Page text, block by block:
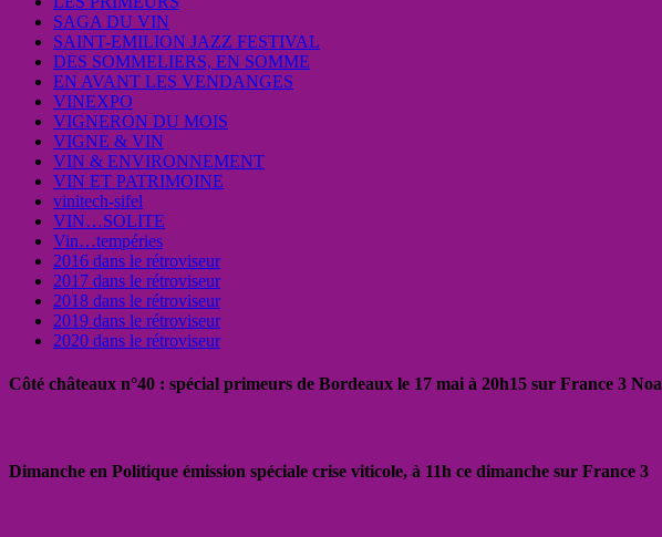
SAGA DU VIN
SAINT-EMILION JAZZ FESTIVAL
DES SOMMELIERS, EN SOMME
EN AVANT LES VENDANGES
VINEXPO
VIGNERON DU MOIS
VIGNE & VIN
VIN & ENVIRONNEMENT
VIN ET PATRIMOINE
vinitech-sifel
VIN…SOLITE
Vin…tempéries
2016 dans le rétroviseur
2017 dans le rétroviseur
2018 dans le rétroviseur
2019 dans le rétroviseur
2020 dans le rétroviseur
Côté châteaux n°40 : spécial primeurs de Bordeaux le 17 mai à 20h15 sur France 3 Noa
Dimanche en Politique émission spéciale crise viticole, à 11h ce dimanche sur France 3